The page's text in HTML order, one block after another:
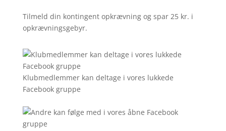
Tilmeld din kontingent opkrævning og spar 25 kr. i
opkrævningsgebyr.
Klubmedlemmer kan deltage i vores lukkede
Facebook gruppe